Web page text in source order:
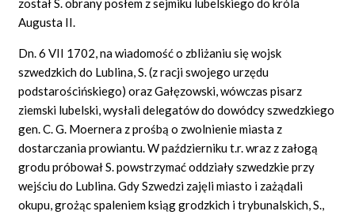
został S. obrany posłem z sejmiku lubelskiego do króla
Augusta II.
Dn. 6 VII 1702, na wiadomość o zbliżaniu się wojsk
szwedzkich do Lublina, S. (z racji swojego urzędu
podstarościńskiego) oraz Gałęzowski, wówczas pisarz
ziemski lubelski, wysłali delegatów do dowódcy szwedzkiego
gen. C. G. Moernera z prośbą o zwolnienie miasta z
dostarczania prowiantu. W październiku t.r. wraz z załogą
grodu próbował S. powstrzymać oddziały szwedzkie przy
wejściu do Lublina. Gdy Szwedzi zajęli miasto i zażądali
okupu, grożąc spaleniem ksiąg grodzkich i trybunalskich, S.,